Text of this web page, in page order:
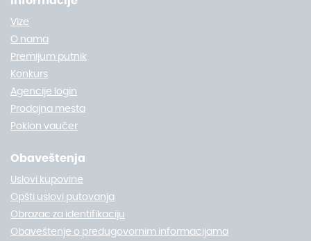
Vize
O nama
Premijum putnik
Konkurs
Agencije login
Prodajna mesta
Poklon vaučer
Obaveštenja
Uslovi kupovine
Opšti uslovi putovanja
Obrazac za identifikaciju
Obaveštenje o predugovornim informacijama